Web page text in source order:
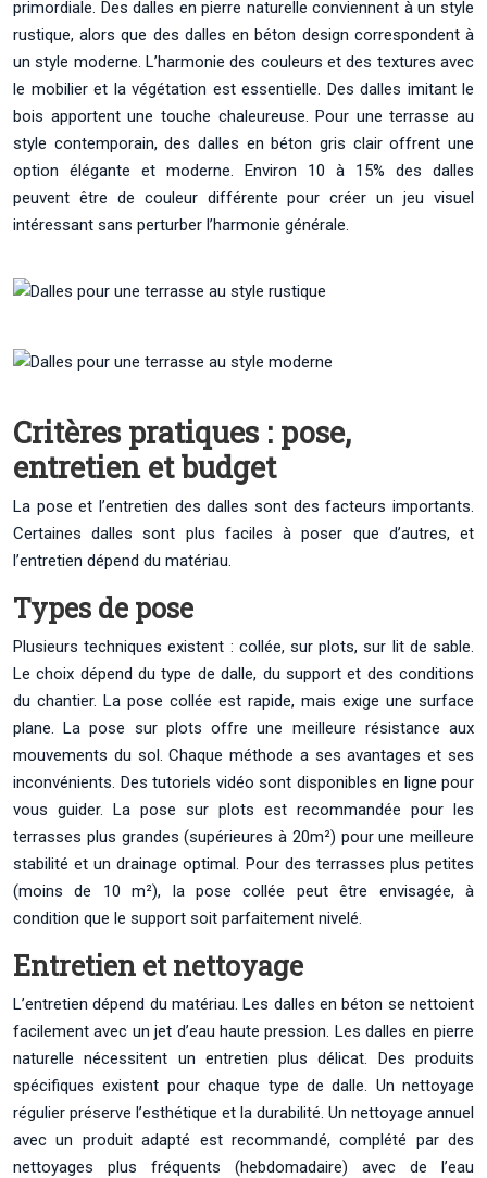
primordiale. Des dalles en pierre naturelle conviennent à un style
rustique, alors que des dalles en béton design correspondent à
un style moderne. L’harmonie des couleurs et des textures avec
le mobilier et la végétation est essentielle. Des dalles imitant le
bois apportent une touche chaleureuse. Pour une terrasse au
style contemporain, des dalles en béton gris clair offrent une
option élégante et moderne. Environ 10 à 15% des dalles
peuvent être de couleur différente pour créer un jeu visuel
intéressant sans perturber l’harmonie générale.
Critères pratiques : pose,
entretien et budget
La pose et l’entretien des dalles sont des facteurs importants.
Certaines dalles sont plus faciles à poser que d’autres, et
l’entretien dépend du matériau.
Types de pose
Plusieurs techniques existent : collée, sur plots, sur lit de sable.
Le choix dépend du type de dalle, du support et des conditions
du chantier. La pose collée est rapide, mais exige une surface
plane. La pose sur plots offre une meilleure résistance aux
mouvements du sol. Chaque méthode a ses avantages et ses
inconvénients. Des tutoriels vidéo sont disponibles en ligne pour
vous guider. La pose sur plots est recommandée pour les
terrasses plus grandes (supérieures à 20m²) pour une meilleure
stabilité et un drainage optimal. Pour des terrasses plus petites
(moins de 10 m²), la pose collée peut être envisagée, à
condition que le support soit parfaitement nivelé.
Entretien et nettoyage
L’entretien dépend du matériau. Les dalles en béton se nettoient
facilement avec un jet d’eau haute pression. Les dalles en pierre
naturelle nécessitent un entretien plus délicat. Des produits
spécifiques existent pour chaque type de dalle. Un nettoyage
régulier préserve l’esthétique et la durabilité. Un nettoyage annuel
avec un produit adapté est recommandé, complété par des
nettoyages plus fréquents (hebdomadaire) avec de l’eau